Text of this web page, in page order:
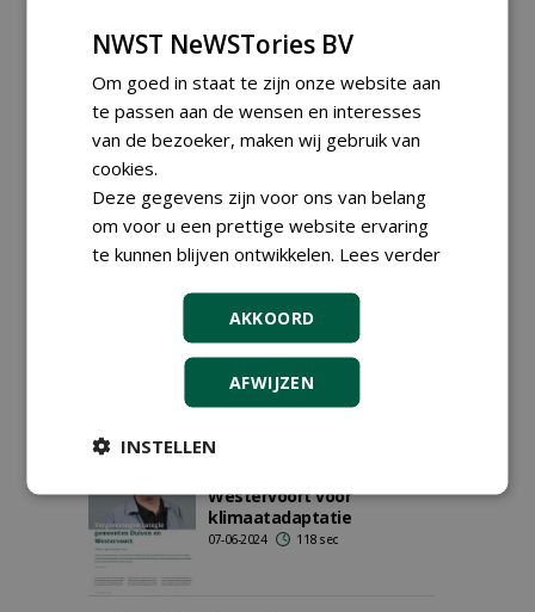
Tree-o-logic bekent kleur!
02-12-2024 44 sec
gemeente Heerenveen
08-08-2024 105 sec
Vergroeningsstrategie
Westervoort voor
klimaatadaptatie
07-06-2024 118 sec
NWST NeWSTories BV
Om goed in staat te zijn onze website aan
te passen aan de wensen en interesses
van de bezoeker, maken wij gebruik van
cookies.
Deze gegevens zijn voor ons van belang
om voor u een prettige website ervaring
te kunnen blijven ontwikkelen. Lees verder
AKKOORD
AFWIJZEN
INSTELLEN